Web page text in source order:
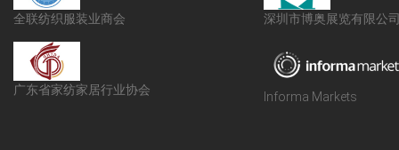
全联纺织服装业商会
广东省家纺家居行业协会
深圳市博奥展览有限公
Informa Markets